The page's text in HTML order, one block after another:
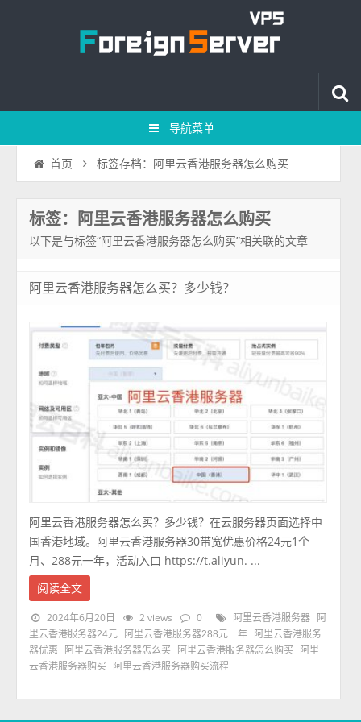
导航菜单
首页 标签存档：阿里云香港服务器怎么购买
标签：阿里云香港服务器怎么购买
以下是与标签“阿里云香港服务器怎么购买”相关联的文章
阿里云香港服务器怎么买？多少钱？
阿里云香港服务器怎么买？多少钱？在云服务器页面选择中
国香港地域。阿里云香港服务器30带宽优惠价格24元1个
月、288元一年，活动入口 https://t.aliyun. ...
阅读全文
2024年6月20日 2 views 0 阿里云香港服务器
阿
里云香港服务器24元
阿里云香港服务器288元一年
阿里云香港服务
器优惠
阿里云香港服务器怎么买 阿里云香港服务器怎么购买
阿里
云香港服务器购买
阿里云香港服务器购买流程